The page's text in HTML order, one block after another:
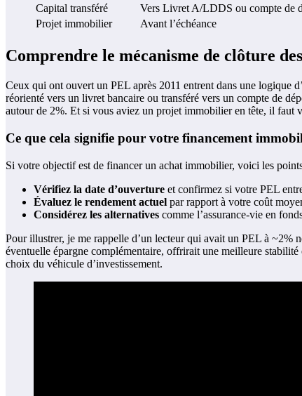
Capital transféré
Vers Livret A/LDDS ou compte de
Projet immobilier
Avant l’échéance
Comprendre le mécanisme de clôture
Ceux qui ont ouvert un PEL après 2011 entrent dans une logique
réorienté vers un livret bancaire ou transféré vers un compte de
autour de 2%. Et si vous aviez un projet immobilier en tête, il faut
Ce que cela signifie pour votre financement
Si votre objectif est de financer un achat immobilier, voici les
Vérifiez la date d’ouverture et confirmez si votre PEL
Évaluez le rendement actuel par rapport à votre coût
Considérez les alternatives comme l’assurance-vie en
Pour illustrer, je me rappelle d’un lecteur qui avait un PEL à ~2%
éventuelle épargne complémentaire, offrirait une meilleure
choix du véhicule d’investissement.